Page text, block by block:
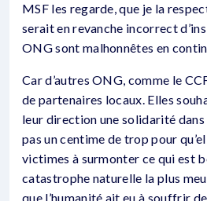
MSF les regarde, que je la
serait en revanche incorrect
ONG sont malhonnêtes en
Car d’autres ONG, comme le
de partenaires locaux. Elles
leur direction une solidarité dans
pas un centime de trop pour
victimes à surmonter ce qui est
catastrophe naturelle la plus
que l’humanité ait eu à souffrir